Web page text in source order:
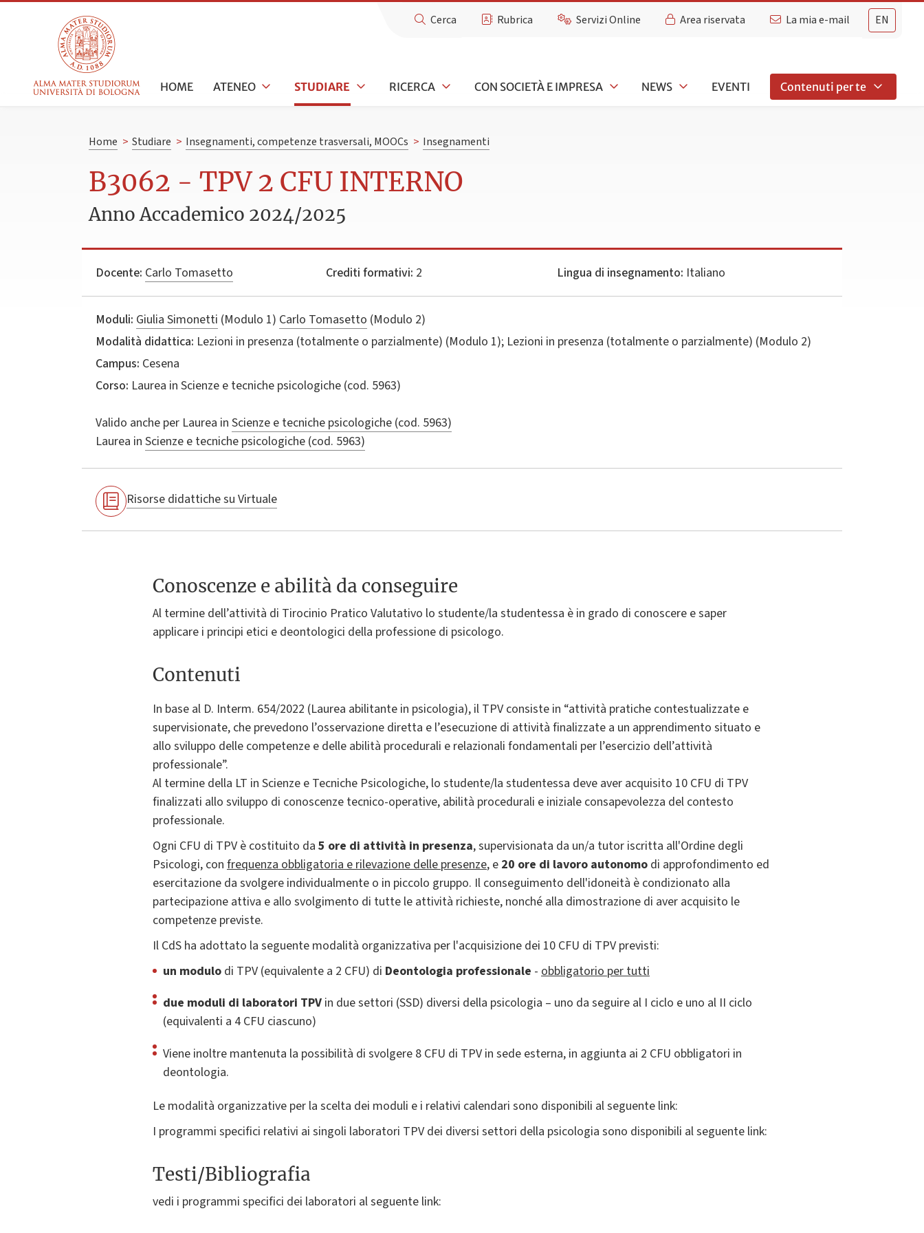
EN
Cerca Rubrica Servizi Online Area riservata La mia e-mail
HOME ATENEO STUDIARE RICERCA CON SOCIETÀ E IMPRESA NEWS EVENTI Contenuti per te
Home > Studiare > Insegnamenti, competenze trasversali, MOOCs > Insegnamenti
B3062 - TPV 2 CFU INTERNO
Anno Accademico 2024/2025
Docente: Carlo Tomasetto Crediti formativi: 2 Lingua di insegnamento: Italiano
Moduli: Giulia Simonetti (Modulo 1) Carlo Tomasetto (Modulo 2)
Modalità didattica: Lezioni in presenza (totalmente o parzialmente) (Modulo 1); Lezioni in presenza (totalmente o parzialmente) (Modulo 2)
Campus: Cesena
Corso: Laurea in Scienze e tecniche psicologiche (cod. 5963)
Valido anche per Laurea in Scienze e tecniche psicologiche (cod. 5963)
Laurea in Scienze e tecniche psicologiche (cod. 5963)
Risorse didattiche su Virtuale
Conoscenze e abilità da conseguire
Al termine dell’attività di Tirocinio Pratico Valutativo lo studente/la studentessa è in grado di conoscere e saper
applicare i principi etici e deontologici della professione di psicologo.
Contenuti
In base al D. Interm. 654/2022 (Laurea abilitante in psicologia), il TPV consiste in “attività pratiche contestualizzate e
supervisionate, che prevedono l’osservazione diretta e l’esecuzione di attività finalizzate a un apprendimento situato e
allo sviluppo delle competenze e delle abilità procedurali e relazionali fondamentali per l’esercizio dell’attività
professionale”.
Al termine della LT in Scienze e Tecniche Psicologiche, lo studente/la studentessa deve aver acquisito 10 CFU di TPV
finalizzati allo sviluppo di conoscenze tecnico-operative, abilità procedurali e iniziale consapevolezza del contesto
professionale.
Ogni CFU di TPV è costituito da 5 ore di attività in presenza, supervisionata da un/a tutor iscritta all'Ordine degli
Psicologi, con frequenza obbligatoria e rilevazione delle presenze, e 20 ore di lavoro autonomo di approfondimento ed
esercitazione da svolgere individualmente o in piccolo gruppo. Il conseguimento dell'idoneità è condizionato alla
partecipazione attiva e allo svolgimento di tutte le attività richieste, nonché alla dimostrazione di aver acquisito le
competenze previste.
Il CdS ha adottato la seguente modalità organizzativa per l'acquisizione dei 10 CFU di TPV previsti:
un modulo di TPV (equivalente a 2 CFU) di Deontologia professionale - obbligatorio per tutti
due moduli di laboratori TPV in due settori (SSD) diversi della psicologia – uno da seguire al I ciclo e uno al II ciclo
(equivalenti a 4 CFU ciascuno)
Viene inoltre mantenuta la possibilità di svolgere 8 CFU di TPV in sede esterna, in aggiunta ai 2 CFU obbligatori in
deontologia.
Le modalità organizzative per la scelta dei moduli e i relativi calendari sono disponibili al seguente link:
I programmi specifici relativi ai singoli laboratori TPV dei diversi settori della psicologia sono disponibili al seguente link:
Testi/Bibliografia
vedi i programmi specifici dei laboratori al seguente link: